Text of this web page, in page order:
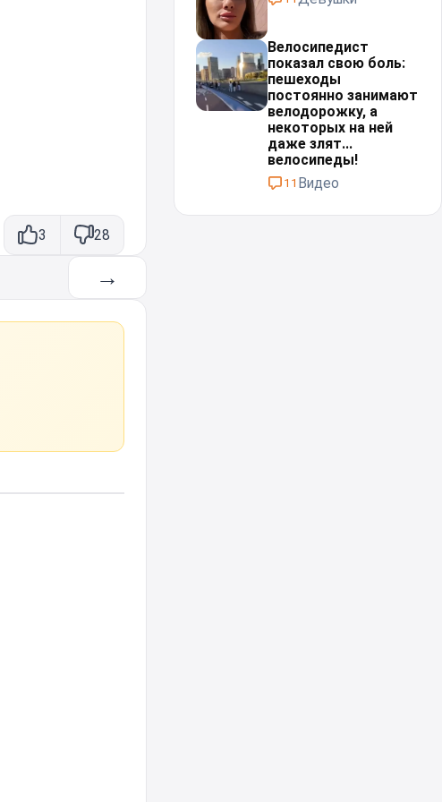
3 28
→
Велосипедист
показал свою боль:
пешеходы
постоянно занимают
велодорожку, а
некоторых на ней
даже злят...
велосипеды!⁠⁠
11 Видео